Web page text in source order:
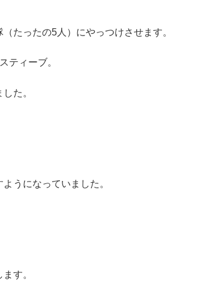
たったの5人）にやっつけさせます。
ティーブ。
た。
うになっていました。
す。